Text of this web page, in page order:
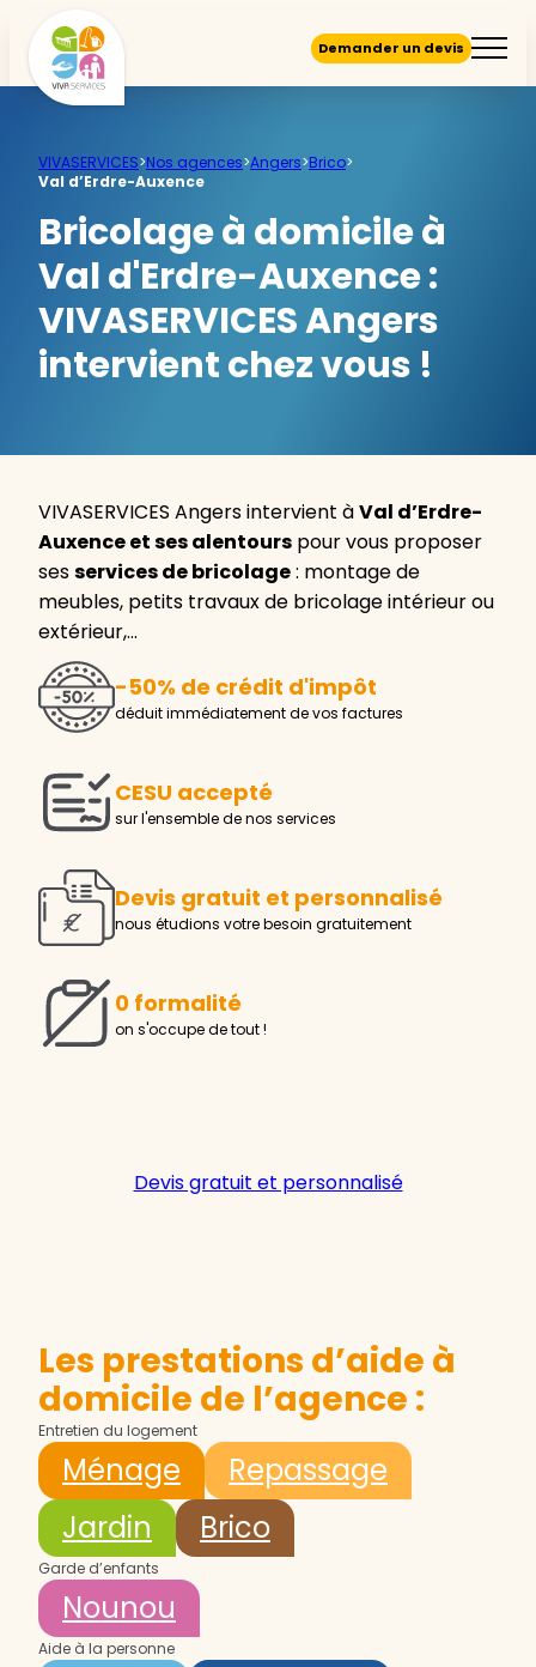
Demander un devis
VIVASERVICES>Nos agences>Angers>Brico>
Val d’Erdre-Auxence
Bricolage à domicile à
Val d'Erdre-Auxence :
VIVASERVICES Angers
intervient chez vous !
VIVASERVICES Angers intervient àVal d’Erdre-
Auxence et ses alentours pour vous proposer
sesservices de bricolage: montage de
meubles, petits travaux de bricolage intérieur ou
extérieur,…
-50% de crédit d'impôt
déduit immédiatement de vos factures
CESU accepté
sur l'ensemble de nos services
Devis gratuit et personnalisé
nous étudions votre besoin gratuitement
0 formalité
on s'occupe de tout !
Devis gratuit et personnalisé
Les prestations d’aide à
domicile de l’agence :
Entretien du logement
Ménage
Repassage
Jardin
Brico
Garde d’enfants
Nounou
Aide à la personne